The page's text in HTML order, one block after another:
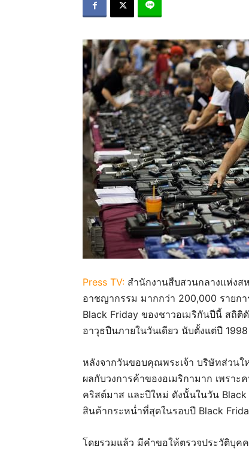
Press TV: สำนักงานสืบสวนกลางแห่งส
อาชญากรรม มากกว่า 200,000 รายก
Black Friday ของชาวอเมริกันปีนี้ สถิติ
อาวุธปืนภายในวันเดียว นับตั้งแต่ปี 1998
หลังจากวันขอบคุณพระเจ้า บริษัทส่วน
ผลกับวงการค้าของอเมริกามาก เพรา
คริสต์มาส และปีใหม่ ดังนั้นในวัน
สินค้ากระหน่ำที่สุดในรอบปี Black
โดยรวมแล้ว มีคำขอให้ตรวจประวัติบุค